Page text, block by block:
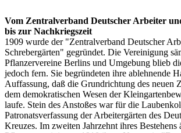
Vom Zentralverband Deutscher Arbeiter
bis zur Nachkriegszeit
1909 wurde der "Zentralverband Deutscher
Schrebergärten" gegründet. Die Vereinigung
Pflanzervereine Berlins und Umgebung blieb
jedoch fern. Sie begründeten ihre ablehnende
Auffassung, daß die Grundrichtung des neuen
dem demokratischen Wesen der
laufe. Stein des Anstoßes war für die
Patronatsverfassung der Arbeitergärten des
Kreuzes. Im zweiten Jahrzehnt ihres Bestehens